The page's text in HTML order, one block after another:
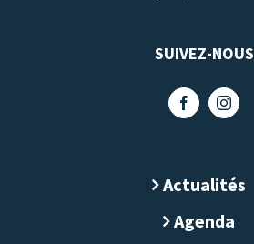
SUIVEZ-NOUS
Actualités
Agenda